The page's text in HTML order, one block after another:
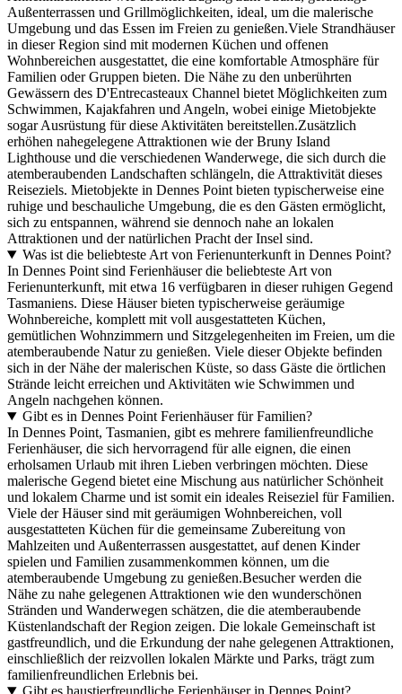
Außenterrassen und Grillmöglichkeiten, ideal, um die malerische
Umgebung und das Essen im Freien zu genießen.Viele Strandhäuser
in dieser Region sind mit modernen Küchen und offenen
Wohnbereichen ausgestattet, die eine komfortable Atmosphäre für
Familien oder Gruppen bieten. Die Nähe zu den unberührten
Gewässern des D'Entrecasteaux Channel bietet Möglichkeiten zum
Schwimmen, Kajakfahren und Angeln, wobei einige Mietobjekte
sogar Ausrüstung für diese Aktivitäten bereitstellen.Zusätzlich
erhöhen nahegelegene Attraktionen wie der Bruny Island
Lighthouse und die verschiedenen Wanderwege, die sich durch die
atemberaubenden Landschaften schlängeln, die Attraktivität dieses
Reiseziels. Mietobjekte in Dennes Point bieten typischerweise eine
ruhige und beschauliche Umgebung, die es den Gästen ermöglicht,
sich zu entspannen, während sie dennoch nahe an lokalen
Attraktionen und der natürlichen Pracht der Insel sind.
Was ist die beliebteste Art von Ferienunterkunft in Dennes Point?
In Dennes Point sind Ferienhäuser die beliebteste Art von
Ferienunterkunft, mit etwa 16 verfügbaren in dieser ruhigen Gegend
Tasmaniens. Diese Häuser bieten typischerweise geräumige
Wohnbereiche, komplett mit voll ausgestatteten Küchen,
gemütlichen Wohnzimmern und Sitzgelegenheiten im Freien, um die
atemberaubende Natur zu genießen. Viele dieser Objekte befinden
sich in der Nähe der malerischen Küste, so dass Gäste die örtlichen
Strände leicht erreichen und Aktivitäten wie Schwimmen und
Angeln nachgehen können.
Gibt es in Dennes Point Ferienhäuser für Familien?
In Dennes Point, Tasmanien, gibt es mehrere familienfreundliche
Ferienhäuser, die sich hervorragend für alle eignen, die einen
erholsamen Urlaub mit ihren Lieben verbringen möchten. Diese
malerische Gegend bietet eine Mischung aus natürlicher Schönheit
und lokalem Charme und ist somit ein ideales Reiseziel für Familien.
Viele der Häuser sind mit geräumigen Wohnbereichen, voll
ausgestatteten Küchen für die gemeinsame Zubereitung von
Mahlzeiten und Außenterrassen ausgestattet, auf denen Kinder
spielen und Familien zusammenkommen können, um die
atemberaubende Umgebung zu genießen.Besucher werden die
Nähe zu nahe gelegenen Attraktionen wie den wunderschönen
Stränden und Wanderwegen schätzen, die die atemberaubende
Küstenlandschaft der Region zeigen. Die lokale Gemeinschaft ist
gastfreundlich, und die Erkundung der nahe gelegenen Attraktionen,
einschließlich der reizvollen lokalen Märkte und Parks, trägt zum
familienfreundlichen Erlebnis bei.
Gibt es haustierfreundliche Ferienhäuser in Dennes Point?